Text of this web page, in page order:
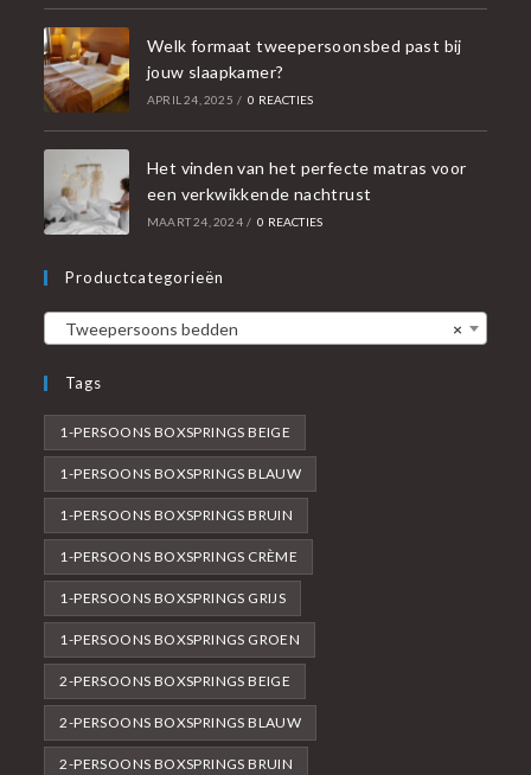
Welk formaat tweepersoonsbed past bij
jouw slaapkamer?
APRIL 24, 2025 / 0 REACTIES
Het vinden van het perfecte matras voor
een verkwikkende nachtrust
MAART 24, 2024 / 0 REACTIES
Productcategorieën
×
Tweepersoons bedden
Tags
1-PERSOONS BOXSPRINGS BEIGE
1-PERSOONS BOXSPRINGS BLAUW
1-PERSOONS BOXSPRINGS BRUIN
1-PERSOONS BOXSPRINGS CRÈME
1-PERSOONS BOXSPRINGS GRIJS
1-PERSOONS BOXSPRINGS GROEN
2-PERSOONS BOXSPRINGS BEIGE
2-PERSOONS BOXSPRINGS BLAUW
2-PERSOONS BOXSPRINGS BRUIN